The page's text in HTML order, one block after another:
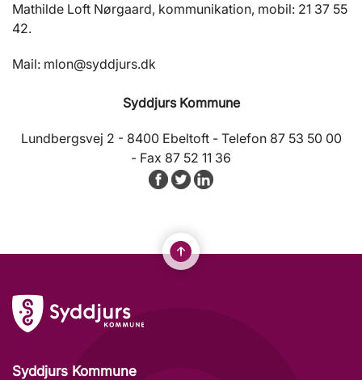
Mathilde Loft Nørgaard, kommunikation, mobil: 21 37 55
42.
Mail: mlon@syddjurs.dk
Syddjurs Kommune
Lundbergsvej 2 - 8400 Ebeltoft - Telefon 87 53 50 00
- Fax 87 52 11 36
Syddjurs Kommune